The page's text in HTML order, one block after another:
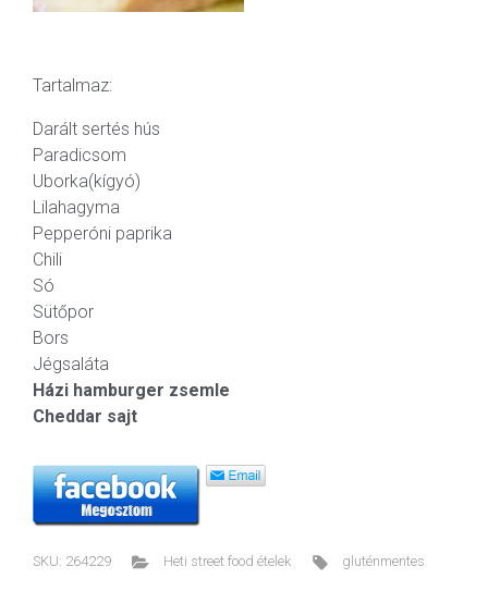
Tartalmaz:
Darált sertés hús
Paradicsom
Uborka(kígyó)
Lilahagyma
Pepperóni paprika
Chili
Só
Sütőpor
Bors
Jégsaláta
Házi hamburger zsemle
Cheddar sajt
SKU: 264229 Heti street food ételek gluténmentes